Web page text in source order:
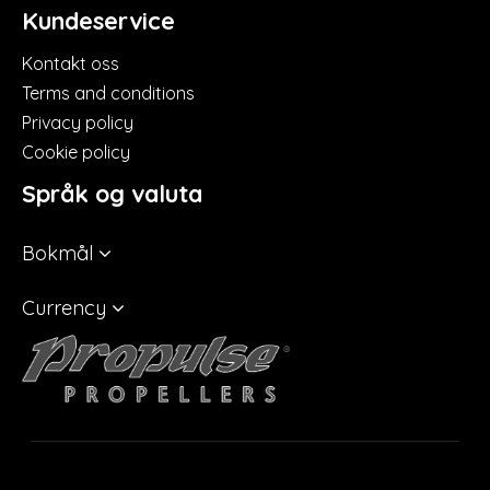
Kundeservice
Kontakt oss
Terms and conditions
Privacy policy
Cookie policy
Språk og valuta
Bokmål
Currency